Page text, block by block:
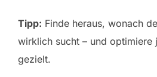
Tipp: Finde heraus, wonach
wirklich sucht – und optimiere
gezielt.